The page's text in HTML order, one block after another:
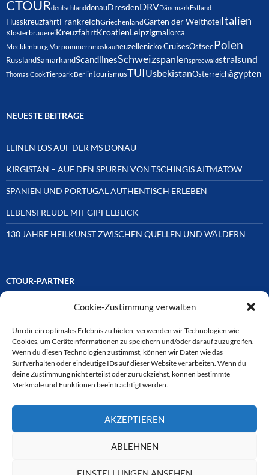
Cookie-Zustimmung verwalten
Um dir ein optimales Erlebnis zu bieten, verwenden wir Technologien wie
Cookies, um Geräteinformationen zu speichern und/oder darauf zuzugreifen.
Wenn du diesen Technologien zustimmst, können wir Daten wie das
Surfverhalten oder eindeutige IDs auf dieser Website verarbeiten. Wenn du
deine Zustimmung nicht erteilst oder zurückziehst, können bestimmte
Merkmale und Funktionen beeinträchtigt werden.
AKZEPTIEREN
ABLEHNEN
CTOURdeutschlanddonauDresdenDRVDänemarkEstland
FlusskreuzfahrtFrankreichGriechenlandGärten der WelthotelItalien
KlosterbrauereiKreuzfahrtKroatienLeipzigmallorca
Mecklenburg-Vorpommernmoskauneuzellenicko CruisesOstseePolen
RusslandSamarkandScandlinesSchweizspanienspreewaldstralsund
Thomas CookTierpark BerlintourismusTUIUsbekistanÖsterreichägypten
NEUESTE BEITRÄGE
LEINEN LOS AUF DER MS DONAU
KIRGISTAN – AUF DEN SPUREN VON TSCHINGIS AITMATOW
SPANIEN UND PORTUGAL AUTHENTISCH ERLEBEN
LEBENSFREUDE MIT GIPFELBLICK
130 JAHRE HEILKUNST ZWISCHEN QUELLEN UND WÄLDERN
CTOUR-PARTNER
Unsere Reisejournalisten-Vereinigung ist über Mitglieder und
ausgewählten Partnern der Medien- und Tourismusbranche
verbunden. Hier eine
Auswahl der Online-Plattformen:
CTOUR der Club der Tourismus-Journalisten. Wir freuen uns immer
über Anfragen von neuen Mitgliedern. Nehmen Sie bei Interesse über
das Kontaktformular Kontakt zu uns auf. CTOUR über 30 Jahre im
Dienst des Reisejournalismus.